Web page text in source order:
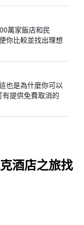
萬家飯店和民
你比較並找出理想
也是為什麼你可以
提供免費取消的
酒店之旅找